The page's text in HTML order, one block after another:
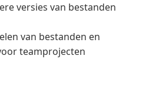
versies van bestanden
van bestanden en
teamprojecten